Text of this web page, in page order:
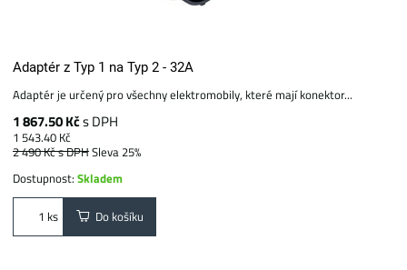
Adaptér z Typ 1 na Typ 2 - 32A
Adaptér je určený pro všechny elektromobily, které mají konektor...
1 867.50 Kčs DPH
1 543.40 Kč
2 490 Kčs DPHSleva 25%
Dostupnost:Skladem
ks Do košíku